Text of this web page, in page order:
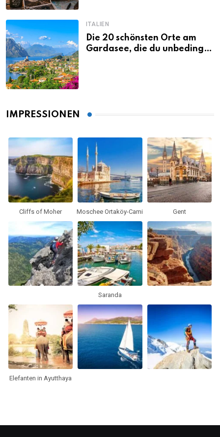
ITALIEN
Die 20 schönsten Orte am
Gardasee, die du unbedingt
IMPRESSIONEN
Cliffs of Moher Moschee Ortaköy-Cami Gent
Saranda
Elefanten in Ayutthaya